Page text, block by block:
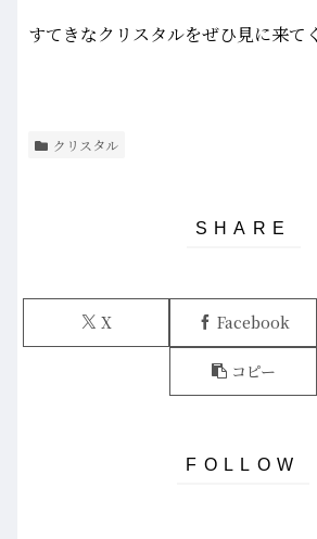
すてきなクリスタルをぜひ見に来て
クリスタル
X Facebook
コピー